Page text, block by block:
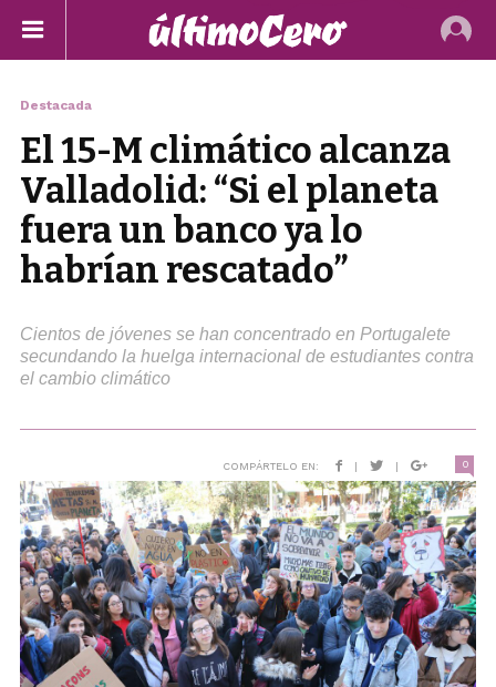
Destacada
El 15-M climático alcanza
Valladolid: “Si el planeta
fuera un banco ya lo
habrían rescatado”
Cientos de jóvenes se han concentrado en Portugalete
secundando la huelga internacional de estudiantes contra
el cambio climático
COMPÁRTELO EN: | | 0